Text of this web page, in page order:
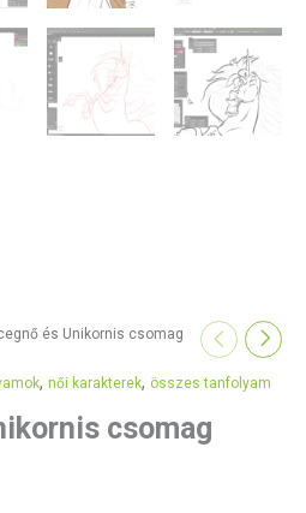
és Unikornis csomag
, női karakterek, összes tanfolyam
csomag